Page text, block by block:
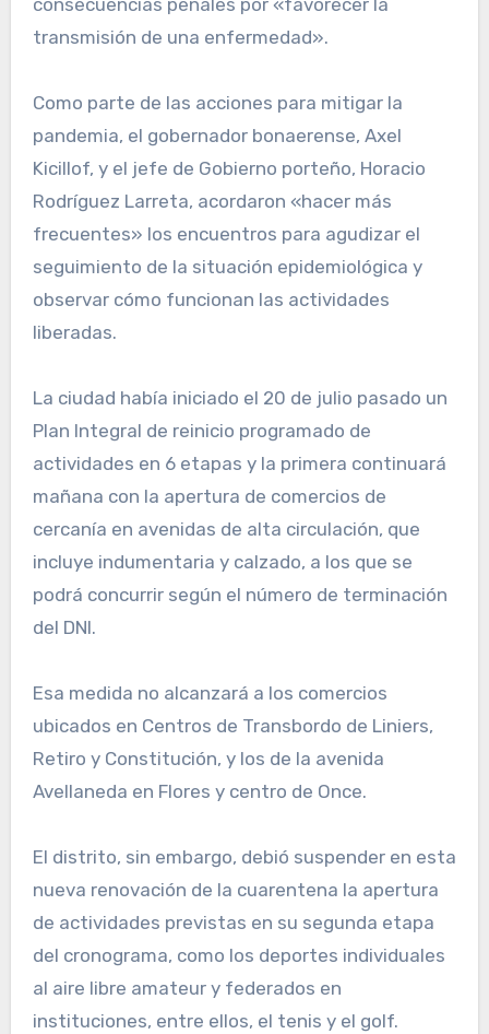
consecuencias penales por «favorecer la
transmisión de una enfermedad».
Como parte de las acciones para mitigar la
pandemia, el gobernador bonaerense, Axel
Kicillof, y el jefe de Gobierno porteño, Horacio
Rodríguez Larreta, acordaron «hacer más
frecuentes» los encuentros para agudizar el
seguimiento de la situación epidemiológica y
observar cómo funcionan las actividades
liberadas.
La ciudad había iniciado el 20 de julio pasado un
Plan Integral de reinicio programado de
actividades en 6 etapas y la primera continuará
mañana con la apertura de comercios de
cercanía en avenidas de alta circulación, que
incluye indumentaria y calzado, a los que se
podrá concurrir según el número de terminación
del DNI.
Esa medida no alcanzará a los comercios
ubicados en Centros de Transbordo de Liniers,
Retiro y Constitución, y los de la avenida
Avellaneda en Flores y centro de Once.
El distrito, sin embargo, debió suspender en esta
nueva renovación de la cuarentena la apertura
de actividades previstas en su segunda etapa
del cronograma, como los deportes individuales
al aire libre amateur y federados en
instituciones, entre ellos, el tenis y el golf.